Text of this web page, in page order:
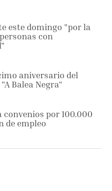
este domingo "por la
con
aniversario del
Balea Negra"
por 100.000
de empleo